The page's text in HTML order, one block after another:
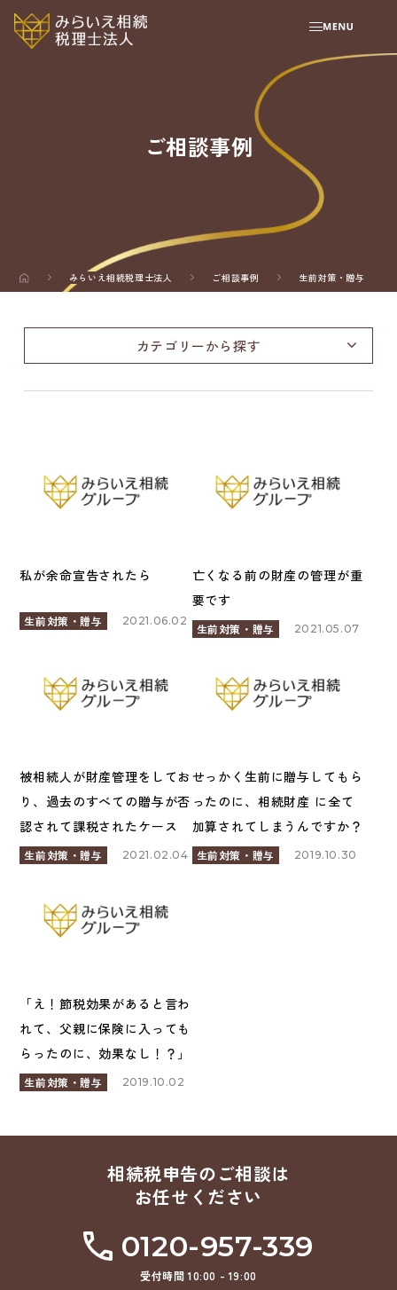
ご相談事例
みらいえ相続税理士法人 ご相談事例 生前対策・贈与
カテゴリーから探す
私が余命宣告されたら
生前対策・贈与 2021.06.02
亡くなる前の財産の管理が重
要です
生前対策・贈与 2021.05.07
被相続人が財産管理をしてお
り、過去のすべての贈与が否
認されて課税されたケース
生前対策・贈与 2021.02.04
せっかく生前に贈与してもら
ったのに、相続財産 に全て
加算されてしまうんですか？
生前対策・贈与 2019.10.30
「え！節税効果があると言わ
れて、父親に保険に入っても
らったのに、効果なし！？」
生前対策・贈与 2019.10.02
相続税申告のご相談は
お任せください
0120-957-339
受付時間 10:00 - 19:00